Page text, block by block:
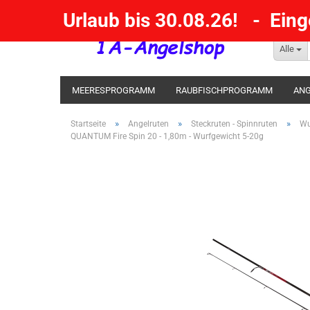
Alle
Urlaub bis 30.08.26! -
MEERESPROGRAMM RAUBFISCHPROGRAMM
KESCHER / SENKE / GAFF POSEN SBIRULINOS
Startseite » Angelruten » Steckruten - Spinnruten »
QUANTUM Fire Spin 20 - 1,80m - Wurfgewicht 5-20g